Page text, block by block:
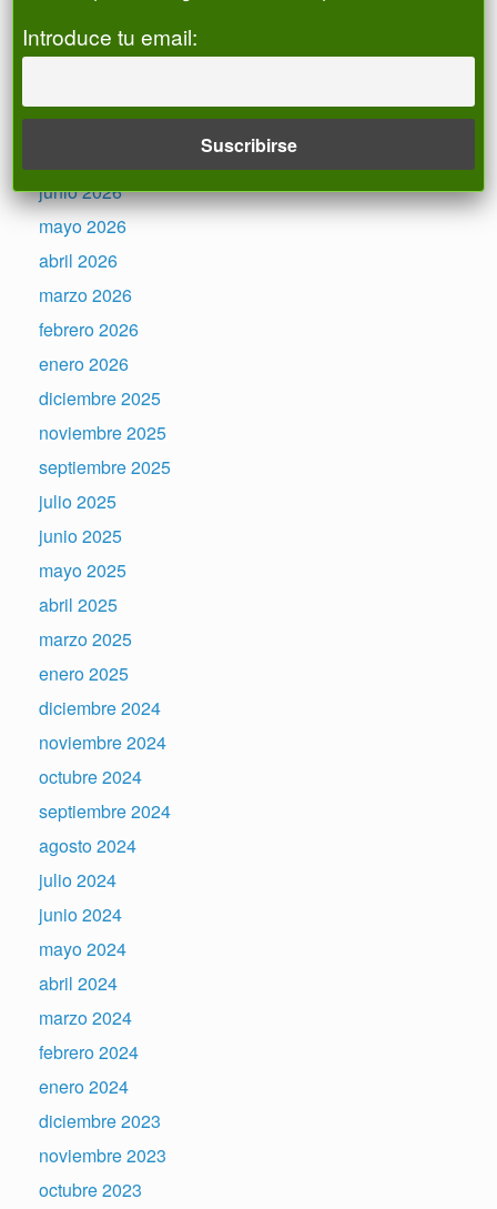
Registro de ALIAS
junio 2026
mayo 2026
abril 2026
marzo 2026
febrero 2026
enero 2026
diciembre 2025
noviembre 2025
septiembre 2025
julio 2025
junio 2025
mayo 2025
abril 2025
marzo 2025
enero 2025
diciembre 2024
noviembre 2024
octubre 2024
septiembre 2024
agosto 2024
julio 2024
junio 2024
mayo 2024
abril 2024
marzo 2024
febrero 2024
enero 2024
diciembre 2023
noviembre 2023
octubre 2023
Introduce tu email: